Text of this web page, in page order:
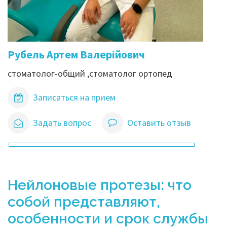
Рубель Артем Валерійович
стоматолог-общий ,стоматолог ортопед
Записаться на прием
Задать вопрос Оставить отзыв
Нейлоновые протезы: что
собой представляют,
особенности и срок службы